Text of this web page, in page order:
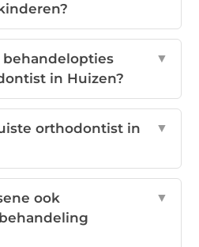
in Huizen?
▼
orthodontist in
▼
ook
▼